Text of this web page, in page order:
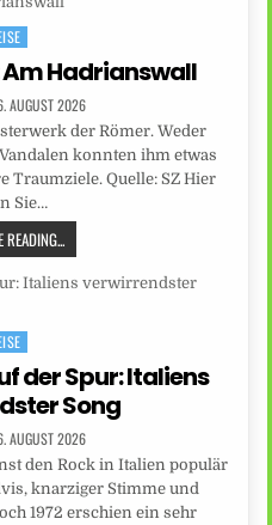
Am Hadrianswall
AUGUST 2026
der Römer. Weder
konnten ihm etwas
Traumziele. Quelle: SZ Hier
Sie…
READING...
der Spur: Italiens
Song
AUGUST 2026
den Rock in Italien populär
knarziger Stimme und
1972 erschien ein sehr